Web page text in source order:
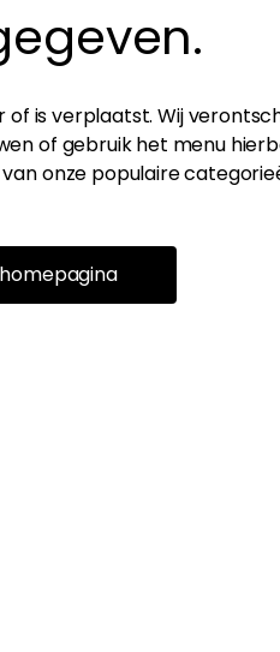
is verplaatst. Wij
of gebruik het menu
onze populaire